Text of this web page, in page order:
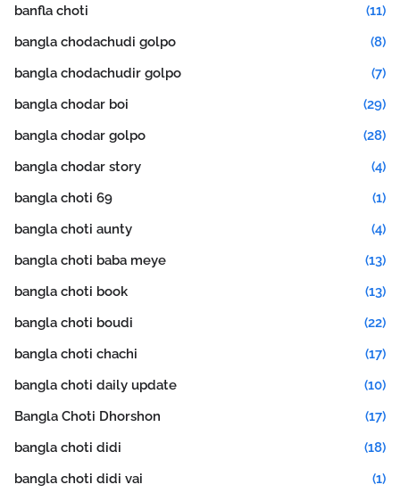
banfla choti
(11)
bangla chodachudi golpo
(8)
bangla chodachudir golpo
(7)
bangla chodar boi
(29)
bangla chodar golpo
(28)
bangla chodar story
(4)
bangla choti 69
(1)
bangla choti aunty
(4)
bangla choti baba meye
(13)
bangla choti book
(13)
bangla choti boudi
(22)
bangla choti chachi
(17)
bangla choti daily update
(10)
Bangla Choti Dhorshon
(17)
bangla choti didi
(18)
bangla choti didi vai
(1)